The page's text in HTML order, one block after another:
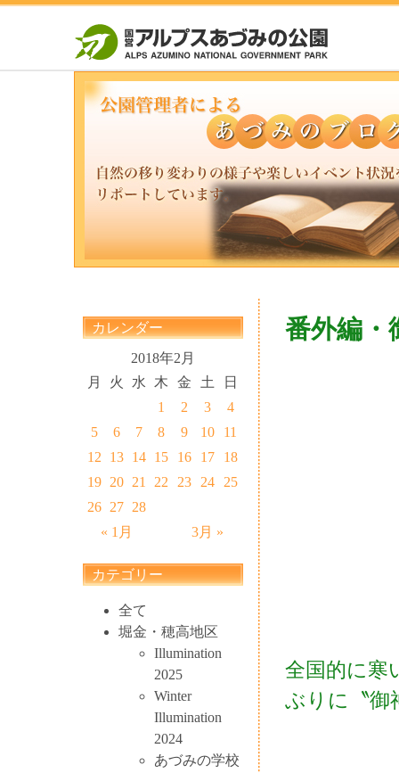
カレンダー
2018年2月
月
火 水 木 金 土 日
« 1月 3月 »
1 2 3
4
5
6 7 8 9 10
11
12
13 14 15 16 17
18
19 20 21 22 23 24
25
26 27 28
カテゴリー
全て
堀金・穂高地区
Illumination
2025
Winter
Illumination
2024
あづみの学校
番外編・
全国的に寒
ぶりに〝御